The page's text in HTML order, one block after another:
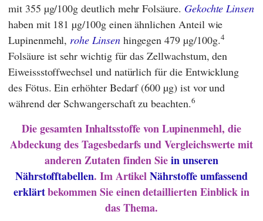
mit 355 µg/100g deutlich mehr Folsäure. Gekochte Linsen
haben mit 181 µg/100g einen ähnlichen Anteil wie
Lupinenmehl, rohe Linsenhingegen 479 µg/100g.4
Folsäure ist sehr wichtig für das Zellwachstum, den
Eiweissstoffwechsel und natürlich für die Entwicklung
des Fötus. Ein erhöhter Bedarf (600 µg) ist vor und
während der Schwangerschaft zu beachten.6
Die gesamten Inhaltsstoffe von Lupinenmehl, die
Abdeckung des Tagesbedarfs und Vergleichswerte mit
anderen Zutaten finden Siein unseren
Nährstofftabellen. Im ArtikelNährstoffe umfassend
erklärtbekommen Sie einen detaillierten Einblick in
das Thema.